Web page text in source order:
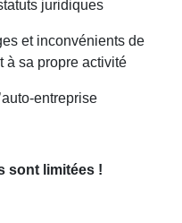
et inconvénients de
sa propre activité
entreprise
sont limitées !